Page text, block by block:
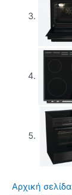
Αρχική σελίδα